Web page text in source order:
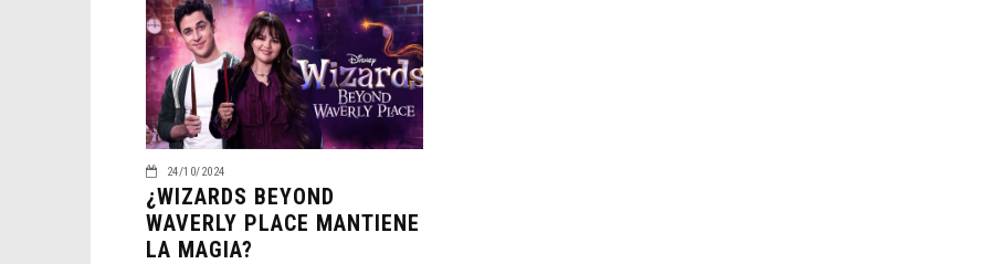
24/10/2024
¿WIZARDS BEYOND
WAVERLY PLACE MANTIENE
LA MAGIA?